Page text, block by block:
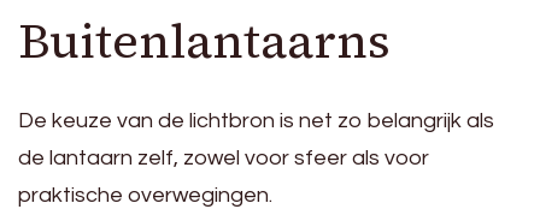
Buitenlantaarns
De keuze van de lichtbron is net zo belangrijk als
de lantaarn zelf, zowel voor sfeer als voor
praktische overwegingen.